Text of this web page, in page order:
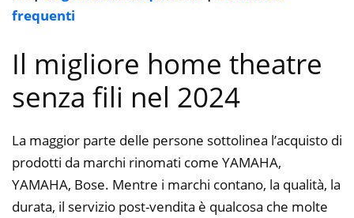
frequenti
Il migliore home theatre
senza fili nel 2024
La maggior parte delle persone sottolinea l’acquisto di
prodotti da marchi rinomati come YAMAHA,
YAMAHA, Bose. Mentre i marchi contano, la qualità, la
durata, il servizio post-vendita è qualcosa che molte